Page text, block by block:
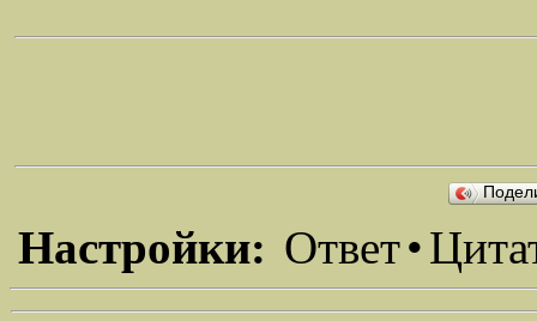
Настройки: Ответ•